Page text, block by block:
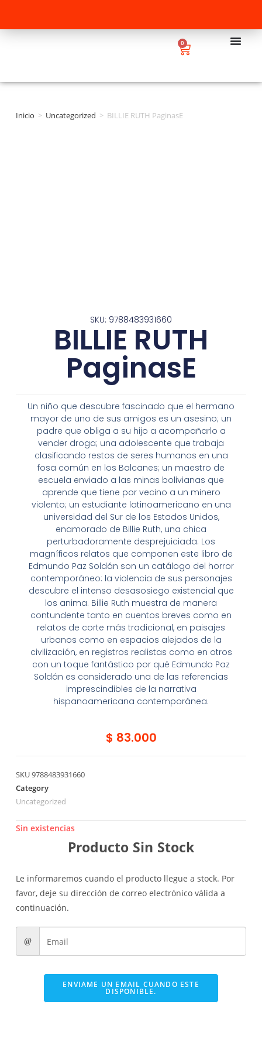
0
Inicio > Uncategorized > BILLIE RUTH PaginasE
SKU: 9788483931660
BILLIE RUTH
PaginasE
Un niño que descubre fascinado que el hermano
mayor de uno de sus amigos es un asesino; un
padre que obliga a su hijo a acompañarlo a
vender droga; una adolescente que trabaja
clasificando restos de seres humanos en una
fosa común en los Balcanes; un maestro de
escuela enviado a las minas bolivianas que
aprende que tiene por vecino a un minero
violento; un estudiante latinoamericano en una
universidad del Sur de los Estados Unidos,
enamorado de Billie Ruth, una chica
perturbadoramente desprejuiciada. Los
magníficos relatos que componen este libro de
Edmundo Paz Soldán son un catálogo del horror
contemporáneo: la violencia de sus personajes
descubre el intenso desasosiego existencial que
los anima. Billie Ruth muestra de manera
contundente tanto en cuentos breves como en
relatos de corte más tradicional, en paisajes
urbanos como en espacios alejados de la
civilización, en registros realistas como en otros
con un toque fantástico por qué Edmundo Paz
Soldán es considerado una de las referencias
imprescindibles de la narrativa
hispanoamericana contemporánea.
$ 83.000
SKU9788483931660
Category
Uncategorized
Sin existencias
Producto Sin Stock
Le informaremos cuando el producto llegue a stock. Por
favor, deje su dirección de correo electrónico válida a
continuación.
ENVIAME UN EMAIL CUANDO ESTE
DISPONIBLE.